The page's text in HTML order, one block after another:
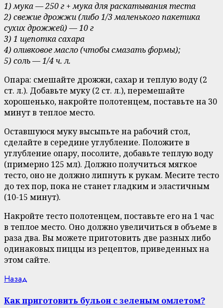
1) мука — 250 г + мука для раскатывания теста
2) свежие дрожжи (либо 1/3 маленького пакетика
сухих дрожжей) — 10 г
3) 1 щепотка сахара
4) оливковое масло (чтобы смазать формы);
5) соль — 1/4 ч. л.
Опара: смешайте дрожжи, сахар и теплую воду (2
ст. л.). Добавьте муку (2 ст. л.), перемешайте
хорошенько, накройте полотенцем, поставьте на 30
минут в теплое место.
Оставшуюся муку высыпьте на рабочий стол,
сделайте в середине углубление. Положите в
углубление опару, посолите, добавьте теплую воду
(примерно 125 мл). Должно получиться мягкое
тесто, оно не должно липнуть к рукам. Месите тесто
до тех пор, пока не станет гладким и эластичным
(10-15 минут).
Накройте тесто полотенцем, поставьте его на 1 час
в теплое место. Оно должно увеличиться в объеме в
раза два. Вы можете приготовить две разных либо
одинаковых пиццы из рецептов, приведенных на
этом сайте.
Continue
Reading
Назад
Как приготовить бульон с зеленым омлетом?